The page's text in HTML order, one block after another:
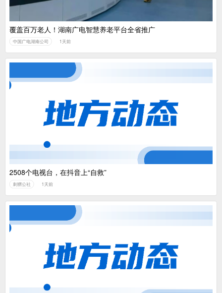
覆盖百万老人！湖南广电智慧养老平台全省推广
中国广电湖南公司 1天前
2508个电视台，在抖音上“自救”
刺猬公社 1天前